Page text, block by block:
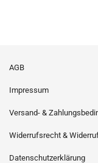
AGB
Impressum
Versand- &
Widerrufsrecht &
Datenschutzerklärung